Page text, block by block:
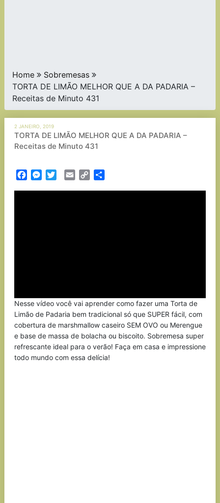
Home
Sobremesas
TORTA DE LIMÃO MELHOR QUE A DA PADARIA –
Receitas de Minuto 431
2 JANEIRO, 2019
TORTA DE LIMÃO MELHOR QUE A DA PADARIA –
Receitas de Minuto 431
FacebookMessenger
TwitterEmail Copy
Nesse vídeo você vai aprender como fazer uma Torta de
Limão de Padaria bem tradicional só que SUPER fácil, com
cobertura de marshmallow caseiro SEM OVO ou Merengue
e base de massa de bolacha ou biscoito. Sobremesa super
refrescante ideal para o verão! Faça em casa e impressione
todo mundo com essa delícia!